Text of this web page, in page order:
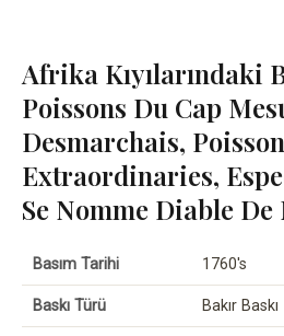
Afrika Kıyılarındaki
Poissons Du Cap
Desmarchais,
Extraordinaries,
Se Nomme Diable De
Basım Tarihi 1760's
Baskı Türü Bakır Baskı